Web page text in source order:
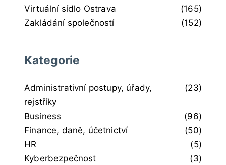
Virtuální sídlo Ostrava
(165)
Zakládání společností
(152)
Kategorie
Administrativní postupy, úřady,
rejstříky
(23)
Business
(96)
Finance, daně, účetnictví
(50)
HR
(5)
Kyberbezpečnost
(3)